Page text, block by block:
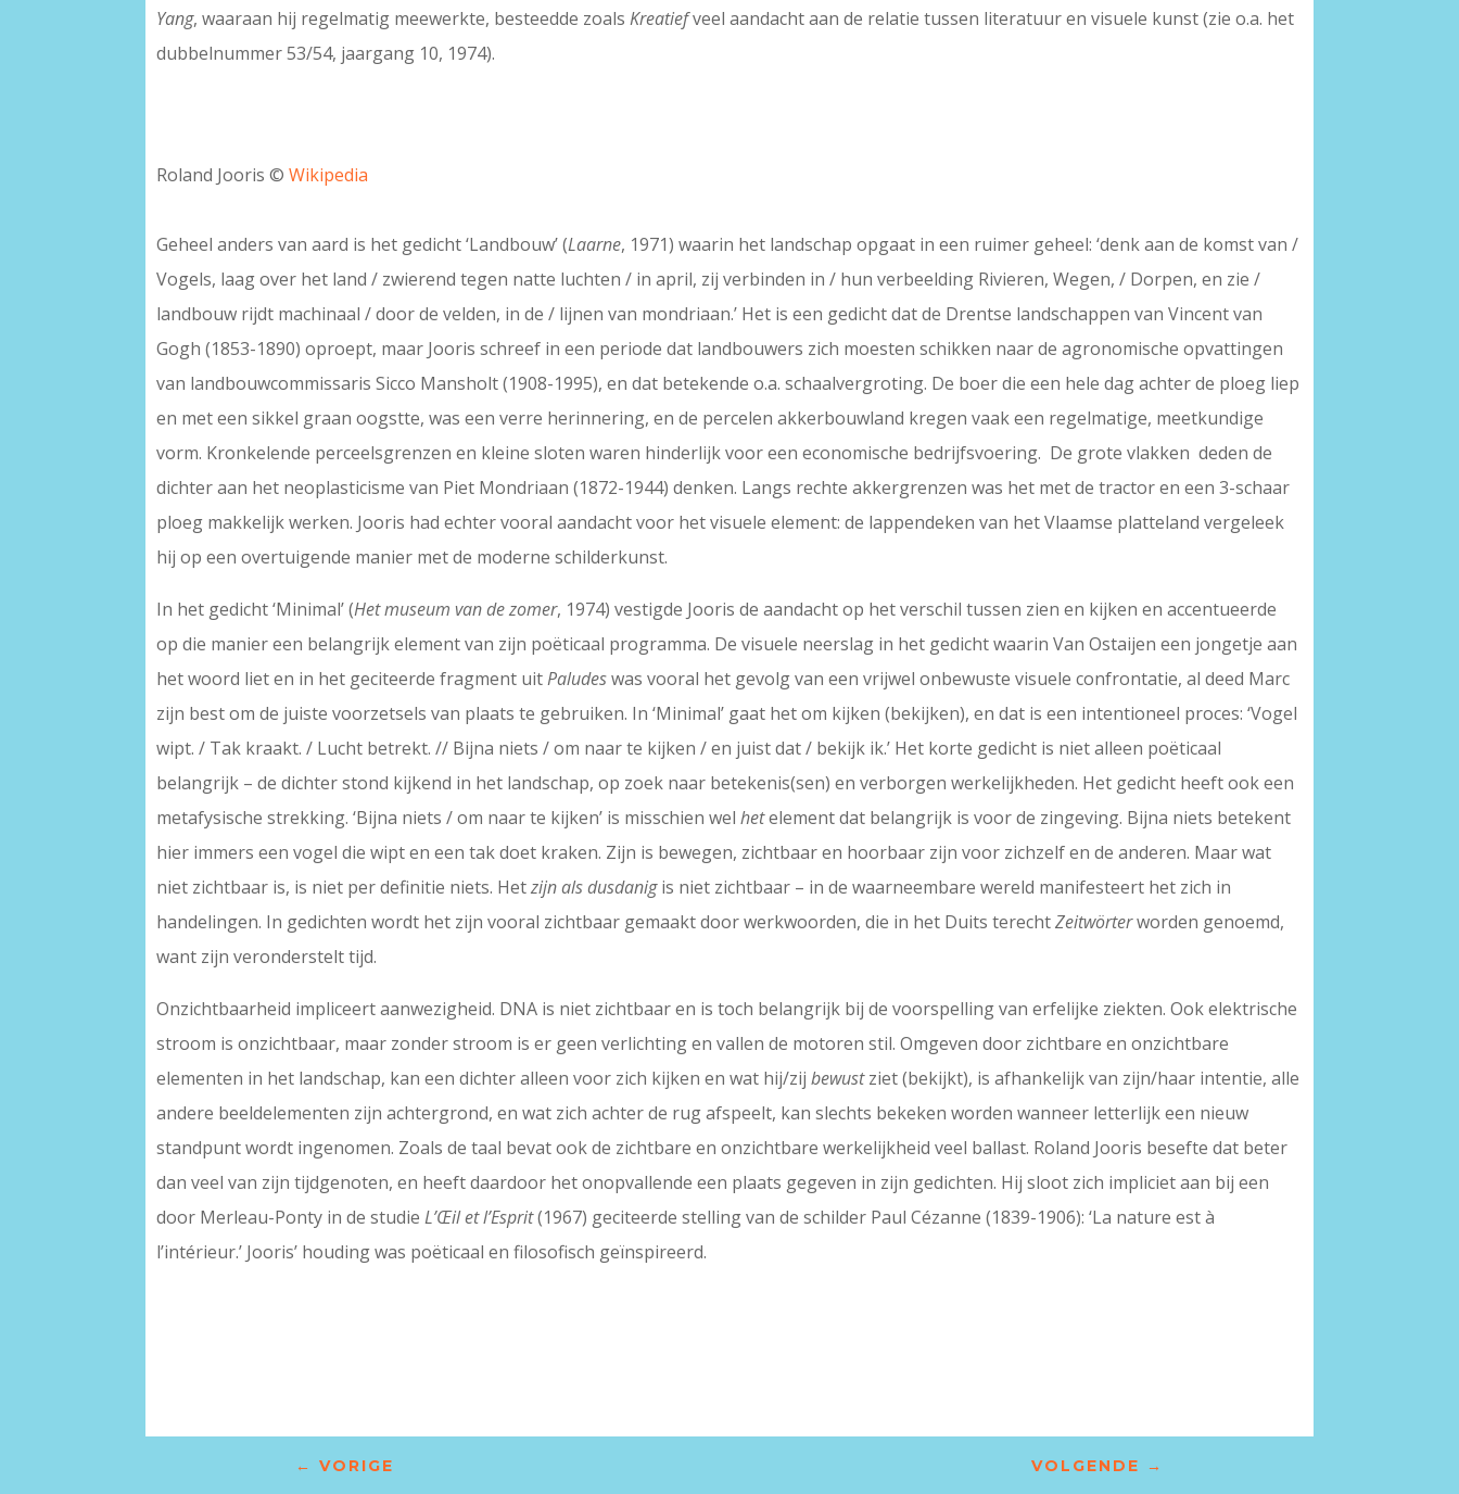
Yang, waaraan hij regelmatig meewerkte, besteedde zoalsKreatiefveel aandacht aan de relatie tussen literatuur en visuele kunst (zie o.a. het
dubbelnummer 53/54, jaargang 10, 1974).
Roland Jooris © Wikipedia
Geheel anders van aard is het gedicht ‘Landbouw’ (Laarne, 1971) waarin het landschap opgaat in een ruimer geheel: ‘denk aan de komst van /
Vogels, laag over het land / zwierend tegen natte luchten / in april, zij verbinden in / hun verbeelding Rivieren, Wegen, / Dorpen, en zie /
landbouw rijdt machinaal / door de velden, in de / lijnen van mondriaan.’ Het is een gedicht dat de Drentse landschappen van Vincent van
Gogh (1853-1890) oproept, maar Jooris schreef in een periode dat landbouwers zich moesten schikken naar de agronomische opvattingen
van landbouwcommissaris Sicco Mansholt (1908-1995), en dat betekende o.a. schaalvergroting. De boer die een hele dag achter de ploeg liep
en met een sikkel graan oogstte, was een verre herinnering, en de percelen akkerbouwland kregen vaak een regelmatige, meetkundige
vorm. Kronkelende perceelsgrenzen en kleine sloten waren hinderlijk voor een economische bedrijfsvoering. De grote vlakken deden de
dichter aan het neoplasticisme van Piet Mondriaan (1872-1944) denken. Langs rechte akkergrenzen was het met de tractor en een 3-schaar
ploeg makkelijk werken. Jooris had echter vooral aandacht voor het visuele element: de lappendeken van het Vlaamse platteland vergeleek
hij op een overtuigende manier met de moderne schilderkunst.
In het gedicht ‘Minimal’ (Het museum van de zomer, 1974) vestigde Jooris de aandacht op het verschil tussen zien en kijken en accentueerde
op die manier een belangrijk element van zijn poëticaal programma. De visuele neerslag in het gedicht waarin Van Ostaijen een jongetje aan
het woord liet en in het geciteerde fragment uitPaludeswas vooral het gevolg van een vrijwel onbewuste visuele confrontatie, al deed Marc
zijn best om de juiste voorzetsels van plaats te gebruiken. In ‘Minimal’ gaat het om kijken (bekijken), en dat is een intentioneel proces: ‘Vogel
wipt. / Tak kraakt. / Lucht betrekt. // Bijna niets / om naar te kijken / en juist dat / bekijk ik.’ Het korte gedicht is niet alleen poëticaal
belangrijk – de dichter stond kijkend in het landschap, op zoek naar betekenis(sen) en verborgen werkelijkheden. Het gedicht heeft ook een
metafysische strekking. ‘Bijna niets / om naar te kijken’ is misschien welhetelement dat belangrijk is voor de zingeving. Bijna niets betekent
hier immers een vogel die wipt en een tak doet kraken. Zijn is bewegen, zichtbaar en hoorbaar zijn voor zichzelf en de anderen. Maar wat
niet zichtbaar is, is niet per definitie niets. Hetzijn als dusdanigis niet zichtbaar – in de waarneembare wereld manifesteert het zich in
handelingen. In gedichten wordt het zijn vooral zichtbaar gemaakt door werkwoorden, die in het Duits terechtZeitwörterworden genoemd,
want zijn veronderstelt tijd.
Onzichtbaarheid impliceert aanwezigheid. DNA is niet zichtbaar en is toch belangrijk bij de voorspelling van erfelijke ziekten. Ook elektrische
stroom is onzichtbaar, maar zonder stroom is er geen verlichting en vallen de motoren stil. Omgeven door zichtbare en onzichtbare
elementen in het landschap, kan een dichter alleen voor zich kijken en wat hij/zijbewustziet (bekijkt), is afhankelijk van zijn/haar intentie, alle
andere beeldelementen zijn achtergrond, en wat zich achter de rug afspeelt, kan slechts bekeken worden wanneer letterlijk een nieuw
standpunt wordt ingenomen. Zoals de taal bevat ook de zichtbare en onzichtbare werkelijkheid veel ballast. Roland Jooris besefte dat beter
dan veel van zijn tijdgenoten, en heeft daardoor het onopvallende een plaats gegeven in zijn gedichten. Hij sloot zich impliciet aan bij een
door Merleau-Ponty in de studieL’Œil et l’Esprit(1967) geciteerde stelling van de schilder Paul Cézanne (1839-1906): ‘La nature est à
l’intérieur.’ Jooris’ houding was poëticaal en filosofisch geïnspireerd.
← VORIGE VOLGENDE →